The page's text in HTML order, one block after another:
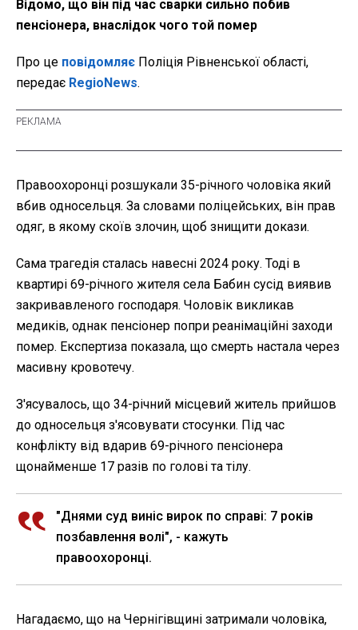
Відомо, що він під час сварки сильно побив
пенсіонера, внаслідок чого той помер
Про це повідомляє Поліція Рівненської області,
передає RegioNews.
Правоохоронці розшукали 35-річного чоловіка який
вбив односельця. За словами поліцейських, він прав
одяг, в якому скоїв злочин, щоб знищити докази.
Сама трагедія сталась навесні 2024 року. Тоді в
квартирі 69-річного жителя села Бабин сусід виявив
закривавленого господаря. Чоловік викликав
медиків, однак пенсіонер попри реанімаційні заходи
помер. Експертиза показала, що смерть настала через
масивну кровотечу.
З'ясувалось, що 34-річний місцевий житель прийшов
до односельця з'ясовувати стосунки. Під час
конфлікту від вдарив 69-річного пенсіонера
щонайменше 17 разів по голові та тілу.
"Днями суд виніс вирок по справі: 7 років
позбавлення волі", - кажуть
правоохоронці.
Нагадаємо, що на Чернігівщині затримали чоловіка,